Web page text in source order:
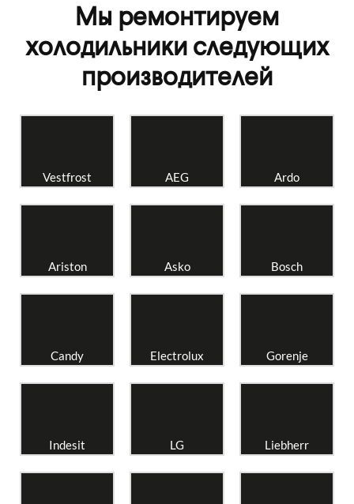
Мы ремонтируем
холодильники следующих
производителей
Vestfrost AEG Ardo
Ariston Asko Bosch
Candy Electrolux Gorenje
Indesit LG Liebherr